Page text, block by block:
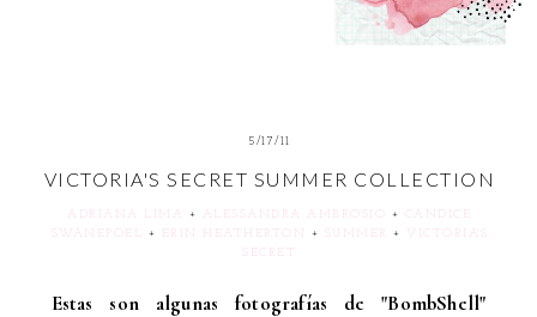
5/17/11
VICTORIA'S SECRET SUMMER COLLECTION
ADRIANA LIMA + ALESSANDRA AMBROSIO +
CANDICE
SWANEPOEL
+ ERIN HEATHERTON + SUMMER + VICTORIA'S
SECRET
Estas son algunas fotografías de "BombShell"